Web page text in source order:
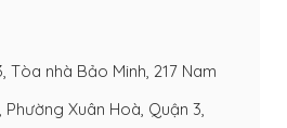
Tòa nhà Bảo Minh, 217 Nam
Phường Xuân Hoà, Quận 3,